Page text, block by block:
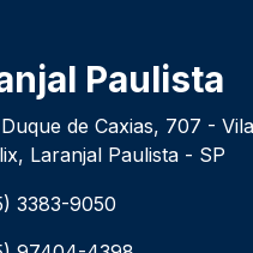
Paulista
de Caxias, 707 - Vila
Laranjal Paulista - SP
3383-9050